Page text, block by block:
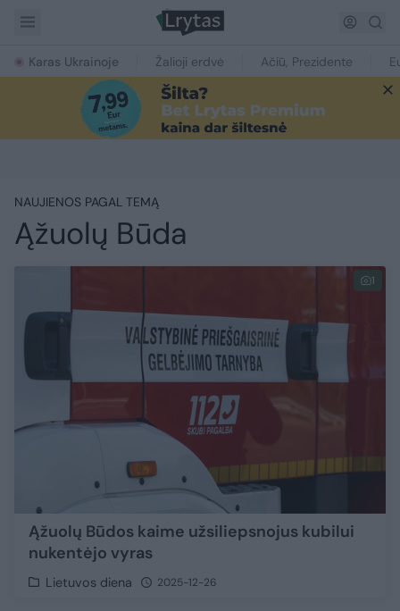
Karas Ukrainoje Žalioji erdvė Ačiū, Prezidente
NAUJIENOS PAGAL TEMĄ
Ąžuolų Būda
1
Ąžuolų Būdos kaime užsiliepsnojus kubilui
nukentėjo vyras
Lietuvos diena 2025-12-26